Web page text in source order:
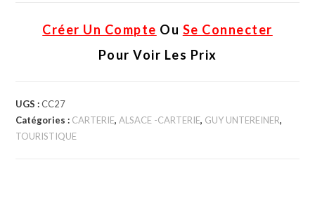
Créer Un Compte Ou Se Connecter
Pour Voir Les Prix
UGS :CC27
Catégories : CARTERIE,ALSACE -CARTERIE, GUY UNTEREINER,
TOURISTIQUE